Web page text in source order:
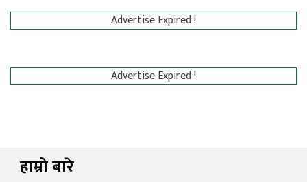
Advertise Expired !
Advertise Expired !
हाम्रो बारे